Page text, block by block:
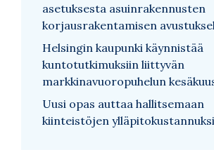
asetuksesta asuinrakennusten
korjausrakentamisen
Helsingin kaupunki käynnistää
kuntotutkimuksiin liittyvän
markkinavuoropuhelun
Uusi opas auttaa hallitsemaan
kiinteistöjen